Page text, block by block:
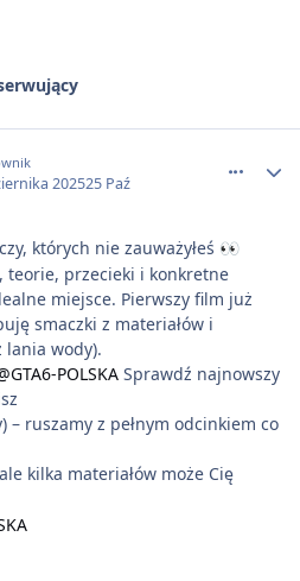
202525 Paź
których nie zauważyłeś 👀
teorie, przecieki i konkretne
miejsce. Pierwszy film już
smaczki z materiałów i
lania wody).
POLSKA Sprawdź najnowszy
– ruszamy z pełnym odcinkiem co
kilka materiałów może Cię